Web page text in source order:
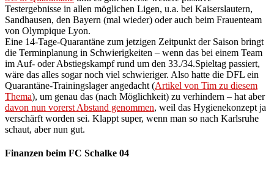
Testergebnisse in allen möglichen Ligen, u.a. bei Kaiserslautern,
Sandhausen, den Bayern (mal wieder) oder auch beim Frauenteam
von Olympique Lyon.
Eine 14-Tage-Quarantäne zum jetzigen Zeitpunkt der Saison bringt
die Terminplanung in Schwierigkeiten – wenn das bei einem Team
im Auf- oder Abstiegskampf rund um den 33./34.Spieltag passiert,
wäre das alles sogar noch viel schwieriger. Also hatte die DFL ein
Quarantäne-Trainingslager angedacht (Artikel von Tim zu diesem
Thema), um genau das (nach Möglichkeit) zu verhindern – hat aber
davon nun vorerst Abstand genommen, weil das Hygienekonzept ja
verschärft worden sei. Klappt super, wenn man so nach Karlsruhe
schaut, aber nun gut.
Finanzen beim FC Schalke 04